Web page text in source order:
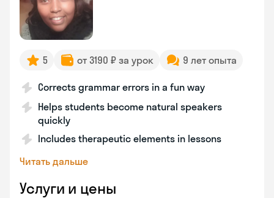
5 от 3190 ₽ за урок 9 лет опыта
Corrects grammar errors in a fun way
Helps students become natural speakers
quickly
Includes therapeutic elements in lessons
Читать дальше
Услуги и цены